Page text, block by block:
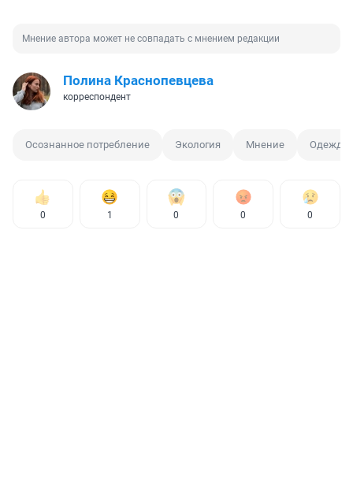
Мнение автора может не совпадать с мнением редакции
Полина Краснопевцева
корреспондент
Осознанное потребление Экология Мнение Одежда
0 1 0 0 0